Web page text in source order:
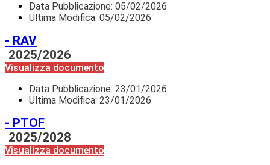
Data Pubblicazione: 05/02/2026
Ultima Modifica: 05/02/2026
- RAV
2025/2026
Visualizza documento
Data Pubblicazione: 23/01/2026
Ultima Modifica: 23/01/2026
- PTOF
2025/2028
Visualizza documento